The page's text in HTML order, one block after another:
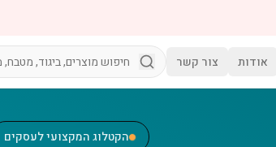
אודות צור קשר
הקטלוג המקצועי לעסקים